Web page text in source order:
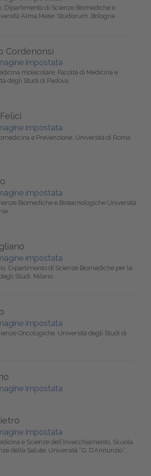
Dipartimento di Scienze Biomediche e
Alma Mater Studiorum, Bologna
Cordenonsi
molecolare, Facoltà di Medicina e
degli Studi di Padova
e Prevenzione, Università di Roma
Biomediche e Biotecnologiche Università
Dipartimento di Scienze Biomediche per la
Studi, Milano
Oncologiche, Università degli Studi di
e Scienze dell’Invecchiamento, Scuola
della Salute, Università “G. D’Annunzio”,